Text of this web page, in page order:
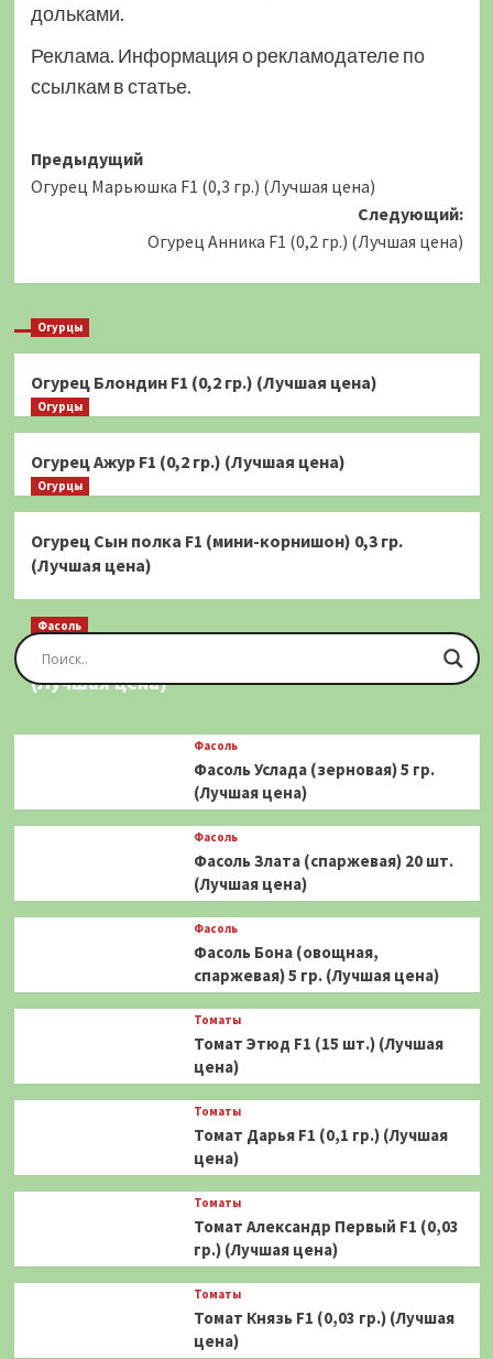
дольками.
Реклама. Информация о рекламодателе по
ссылкам в статье.
Навигация
записи
Предыдущий
Огурец Марьюшка F1 (0,3 гр.) (Лучшая цена)
Следующий:
Огурец Анника F1 (0,2 гр.) (Лучшая цена)
Огурцы
Огурец Блондин F1 (0,2 гр.) (Лучшая цена)
Огурцы
Огурец Ажур F1 (0,2 гр.) (Лучшая цена)
Огурцы
Огурец Сын полка F1 (мини-корнишон) 0,3 гр.
(Лучшая цена)
Фасоль
Фасоль Золотая Сакса (спаржевая) 20 шт.
(Лучшая цена)
Фасоль
Фасоль Услада (зерновая) 5 гр.
(Лучшая цена)
Фасоль
Фасоль Злата (спаржевая) 20 шт.
(Лучшая цена)
Фасоль
Фасоль Бона (овощная,
спаржевая) 5 гр. (Лучшая цена)
Томаты
Томат Этюд F1 (15 шт.) (Лучшая
цена)
Томаты
Томат Дарья F1 (0,1 гр.) (Лучшая
цена)
Томаты
Томат Александр Первый F1 (0,03
гр.) (Лучшая цена)
Томаты
Томат Князь F1 (0,03 гр.) (Лучшая
цена)